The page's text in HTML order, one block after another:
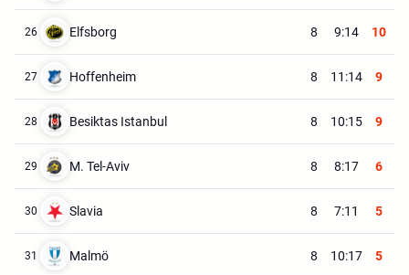
26 Elfsborg 8 9:14 10
27 Hoffenheim 8 11:14 9
28 Besiktas Istanbul 8 10:15 9
29 M. Tel-Aviv 8 8:17 6
30 Slavia 8 7:11 5
31 Malmö 8 10:17 5